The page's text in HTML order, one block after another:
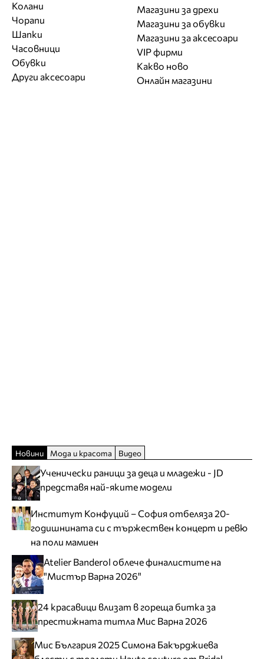
Колани
Чорапи
Шапки
Часовници
Обувки
Други аксесоари
Магазини за дрехи
Магазини за обувки
Магазини за aксесоари
VIP фирми
Какво ново
Онлайн магазини
Новини Мода и красота Видео
Ученически раници за деца и младежи - JD
представя най-яките модели
Институт Конфуций – София отбеляза 20-
годишнината си с тържествен концерт и ревю
на поли мамиен
Atelier Banderol облече финалистите на
"Мистър Варна 2026"
24 красавици влизат в гореща битка за
престижната титла Мис Варна 2026
Мис България 2025 Симона Бакърджиева